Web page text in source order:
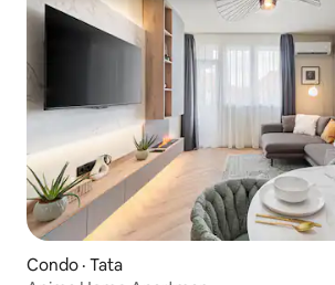
Condo · Tata